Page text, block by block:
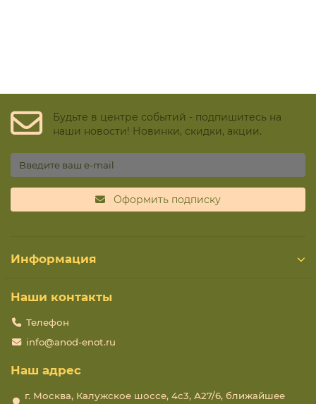
Будьте в центре событий - подпишитесь на
наши новости! Новинки, скидки, акции.
Оформить подписку
Информация
Наши контакты
Телефон
info@anod-enot.ru
Наш адрес
г. Москва, Калужское шоссе, 4с3, А27/6, ближайшее